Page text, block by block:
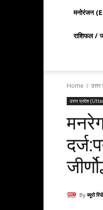
मनोरंजन
राशिफल /
Home
उत्तर प्रदेश
By ब्यूरो